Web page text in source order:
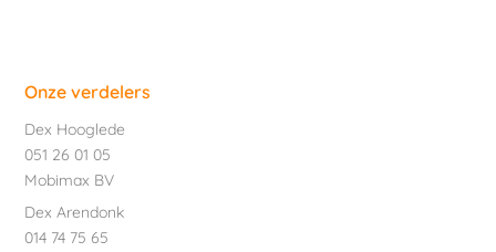
Onze verdelers
Dex Hooglede
051 26 01 05
Mobimax BV
Dex Arendonk
014 74 75 65